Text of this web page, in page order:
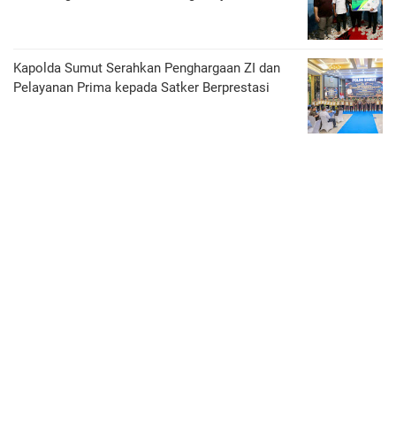
Kapolda Sumut Serahkan Penghargaan ZI dan
Pelayanan Prima kepada Satker Berprestasi